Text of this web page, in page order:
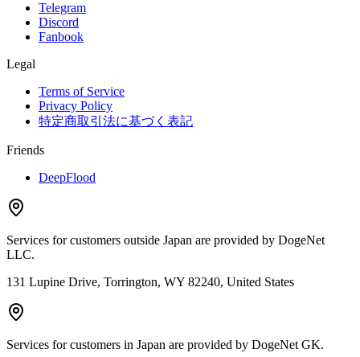
Telegram
Discord
Fanbook
Legal
Terms of Service
Privacy Policy
特定商取引法に基づく表記
Friends
DeepFlood
Services for customers outside Japan are provided by DogeNet
LLC.
131 Lupine Drive, Torrington, WY 82240, United States
Services for customers in Japan are provided by DogeNet GK.